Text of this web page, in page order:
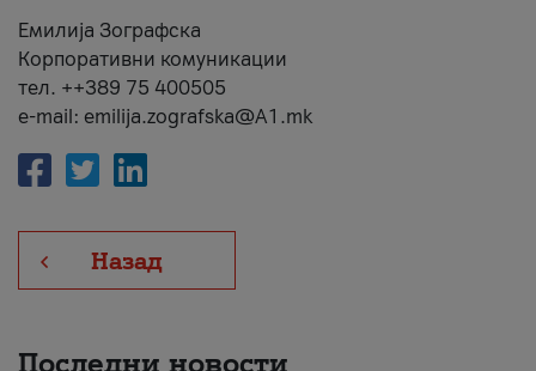
Емилија Зографска
Корпоративни комуникации
тел. ++389 75 400505
e-mail: emilija.zografska@A1.mk
Назад
Последни новости